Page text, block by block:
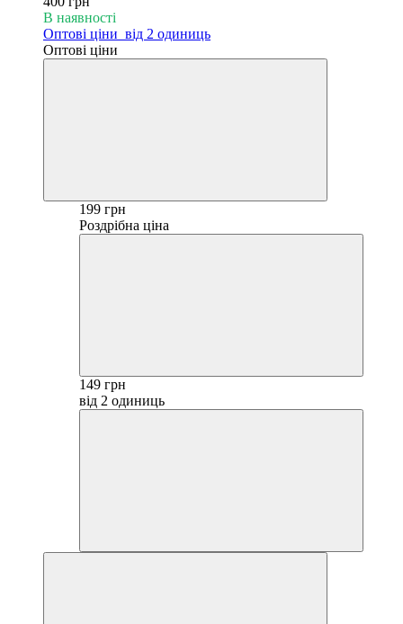
В наявності
Оптові ціни від 2 одиниць
Оптові ціни
199 грн
Роздрібна ціна
149 грн
від 2 одиниць